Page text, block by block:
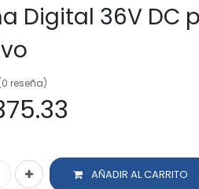
Digital 36V DC
reseña)
AÑADIR AL CARRITO